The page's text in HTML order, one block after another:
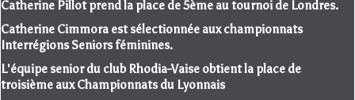
Catherine Pillot prend la place de 5ème au tournoi de Londres.
Catherine Cimmora est sélectionnée aux championnats
Interrégions Seniors féminines.
L'équipe senior du club Rhodia-Vaise obtient la place de
troisième aux Championnats du Lyonnais